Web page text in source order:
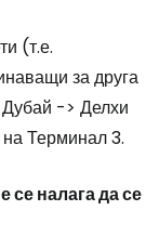
(т.е.
за друга
-> Делхи
Терминал 3.
налага да се